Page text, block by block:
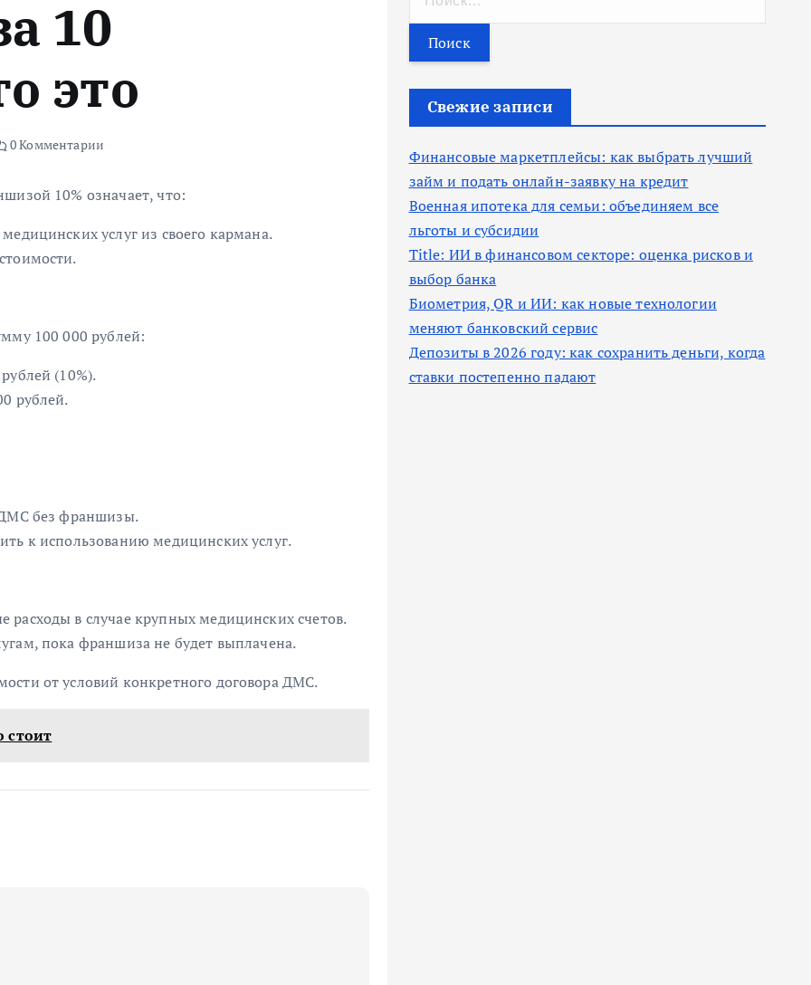
10
это
0 Комментарии
10% означает, что:
услуг из своего кармана.
100 000 рублей:
(10%).
рублей.
ДМС без франшизы.
к использованию медицинских услуг.
в случае крупных медицинских счетов.
пока франшиза не будет выплачена.
от условий конкретного договора ДМС.
стоит
т
и
Свежие записи
Финансовые маркетплейсы: как выбрать лучший
займ и подать онлайн-заявку на кредит
Военная ипотека для семьи: объединяем все
льготы и субсидии
Title: ИИ в финансовом секторе: оценка рисков и
выбор банка
Биометрия, QR и ИИ: как новые технологии
меняют банковский сервис
Депозиты в 2026 году: как сохранить деньги, когда
ставки постепенно падают